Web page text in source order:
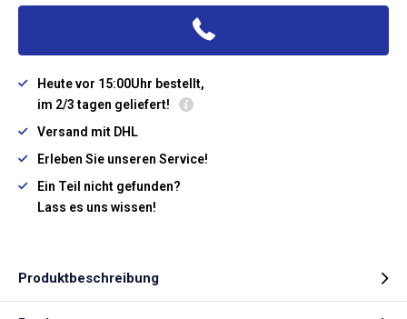
Heute vor 15:00Uhr bestellt,
im 2/3 tagen geliefert!
Versand mit DHL
Erleben Sie unseren Service!
Ein Teil nicht gefunden?
Lass es uns wissen!
Produktbeschreibung